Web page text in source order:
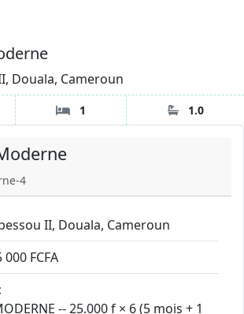
4
II, Douala, Cameroun
000 FCFA
-- 25.000 f × 6 (5 mois + 1
Douala, Cameroun
1 1.0